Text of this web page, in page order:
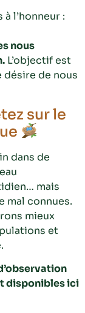
l’honneur :
nous
L’objectif est
de nous
sur le
dans de
mais
mal connues.
mieux
et
disponibles ici